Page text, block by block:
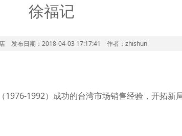
徐福记
发布日期：2018-04-03 17:17:41 作者：zhishun
1992）成功的台湾市场销售经验，开拓